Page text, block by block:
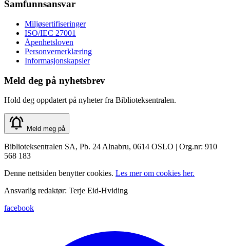
Samfunnsansvar
Miljøsertifiseringer
ISO/IEC 27001
Åpenhetsloven
Personvernerklæring
Informasjonskapsler
Meld deg på nyhetsbrev
Hold deg oppdatert på nyheter fra Biblioteksentralen.
Meld meg på
Biblioteksentralen SA, Pb. 24 Alnabru, 0614 OSLO | Org.nr: 910
568 183
Denne nettsiden benytter cookies. Les mer om cookies her.
Ansvarlig redaktør: Terje Eid-Hviding
facebook